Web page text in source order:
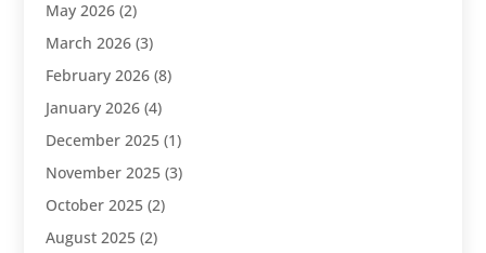
May 2026 (2)
March 2026 (3)
February 2026 (8)
January 2026 (4)
December 2025 (1)
November 2025 (3)
October 2025 (2)
August 2025 (2)